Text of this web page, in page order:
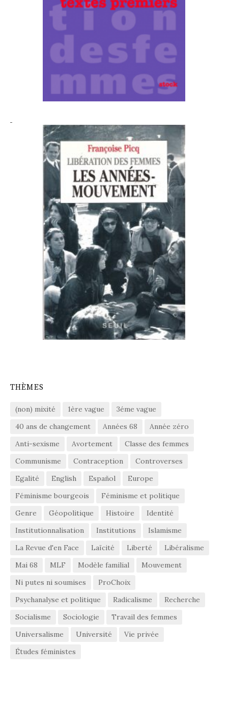
THÈMES
(non) mixité 1ère vague
3éme vague
40 ans de changement
Années 68
Année zéro
Anti-sexisme
Avortement
Classe des femmes
Communisme
Contraception
Controverses
Egalité
English Español
Europe
Féminisme bourgeois
Féminisme et politique
Genre
Géopolitique Histoire
Identité
Institutionnalisation
Institutions
Islamisme
La Revue d'en Face
Laïcité Liberté
Libéralisme
Mai 68
MLF Modèle familial
Mouvement
Ni putes ni soumises
ProChoix
Psychanalyse et politique
Radicalisme
Recherche
Socialisme
Sociologie
Travail des femmes
Universalisme
Université
Vie privée
Études féministes